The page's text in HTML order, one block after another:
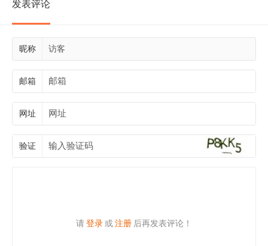
发表评论
昵称
邮箱
网址
验证
请 登录 或 注册 后再发表评论！